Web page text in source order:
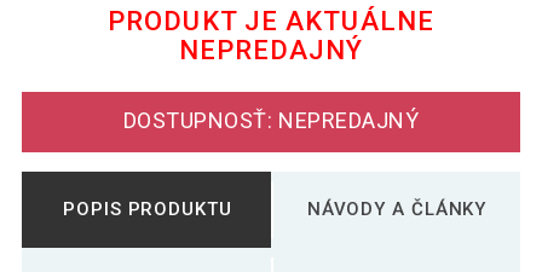
PRODUKT JE AKTUÁLNE
NEPREDAJNÝ
DOSTUPNOSŤ: NEPREDAJNÝ
POPIS PRODUKTU NÁVODY A ČLÁNKY